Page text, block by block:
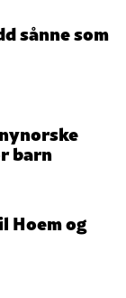
sånne som
barn
Hoem og